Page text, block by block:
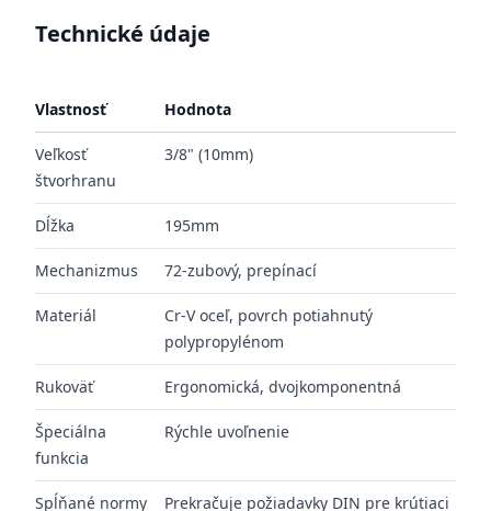
Technické údaje
Vlastnosť Hodnota
Veľkosť
štvorhranu
3/8" (10mm)
Dĺžka 195mm
Mechanizmus 72-zubový, prepínací
Materiál
Cr-V oceľ, povrch potiahnutý
polypropylénom
Rukoväť Ergonomická, dvojkomponentná
Špeciálna
funkcia
Rýchle uvoľnenie
Spĺňané normy Prekračuje požiadavky DIN pre krútiaci